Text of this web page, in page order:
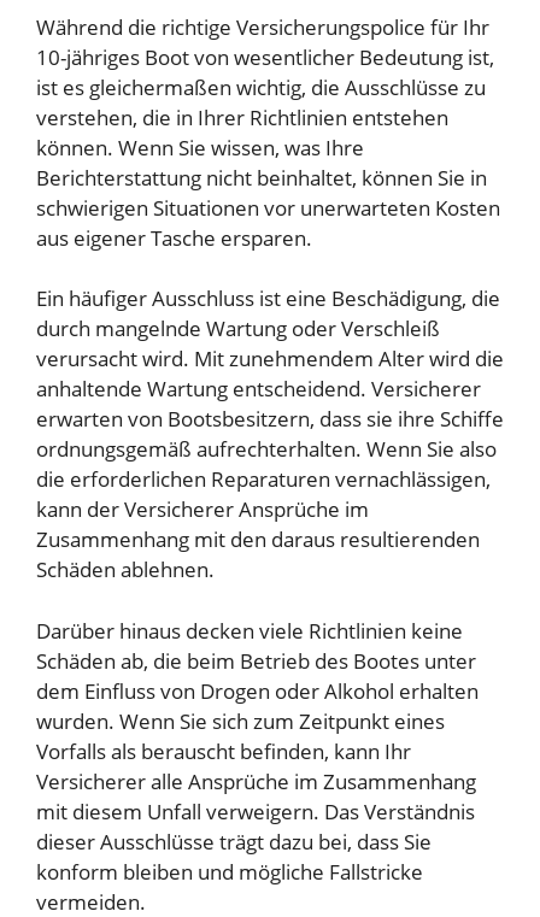
Während die richtige Versicherungspolice für Ihr
10-jähriges Boot von wesentlicher Bedeutung ist,
ist es gleichermaßen wichtig, die Ausschlüsse zu
verstehen, die in Ihrer Richtlinien entstehen
können. Wenn Sie wissen, was Ihre
Berichterstattung nicht beinhaltet, können Sie in
schwierigen Situationen vor unerwarteten Kosten
aus eigener Tasche ersparen.
Ein häufiger Ausschluss ist eine Beschädigung, die
durch mangelnde Wartung oder Verschleiß
verursacht wird. Mit zunehmendem Alter wird die
anhaltende Wartung entscheidend. Versicherer
erwarten von Bootsbesitzern, dass sie ihre Schiffe
ordnungsgemäß aufrechterhalten. Wenn Sie also
die erforderlichen Reparaturen vernachlässigen,
kann der Versicherer Ansprüche im
Zusammenhang mit den daraus resultierenden
Schäden ablehnen.
Darüber hinaus decken viele Richtlinien keine
Schäden ab, die beim Betrieb des Bootes unter
dem Einfluss von Drogen oder Alkohol erhalten
wurden. Wenn Sie sich zum Zeitpunkt eines
Vorfalls als berauscht befinden, kann Ihr
Versicherer alle Ansprüche im Zusammenhang
mit diesem Unfall verweigern. Das Verständnis
dieser Ausschlüsse trägt dazu bei, dass Sie
konform bleiben und mögliche Fallstricke
vermeiden.